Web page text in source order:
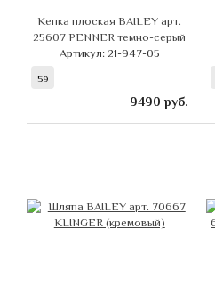
Кепка плоская BAILEY арт.
25607 PENNER темно-серый
Артикул: 21-947-05
59
9490 руб.